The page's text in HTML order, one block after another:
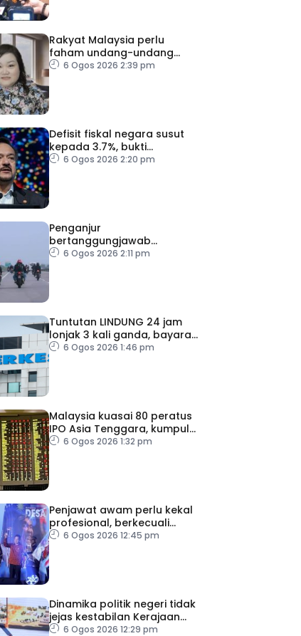
Rakyat Malaysia perlu
faham undang-undang
sebelum ke luar negara –
6 Ogos 2026 2:39 pm
Defisit fiskal negara susut
kepada 3.7%, bukti
keyakinan pelabur masih
6 Ogos 2026 2:20 pm
Penganjur
bertanggungjawab
pastikan himpunan
6 Ogos 2026 2:11 pm
Tuntutan LINDUNG 24 jam
lonjak 3 kali ganda, bayaran
faedah cecah RM3.45 juta
6 Ogos 2026 1:46 pm
Malaysia kuasai 80 peratus
IPO Asia Tenggara, kumpul
AS$1.4 bilion separuh
6 Ogos 2026 1:32 pm
Penjawat awam perlu kekal
profesional, berkecuali
ketika laksana tugas – TPM
6 Ogos 2026 12:45 pm
Dinamika politik negeri tidak
jejas kestabilan Kerajaan
Perpaduan Persekutuan –
6 Ogos 2026 12:29 pm